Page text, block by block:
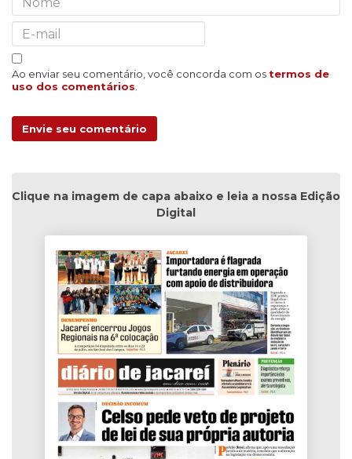
Ao enviar seu comentário, você concorda com os termos de
uso dos comentários
Envie seu comentário
Clique na imagem de capa abaixo e leia a nossa Edição
Digital